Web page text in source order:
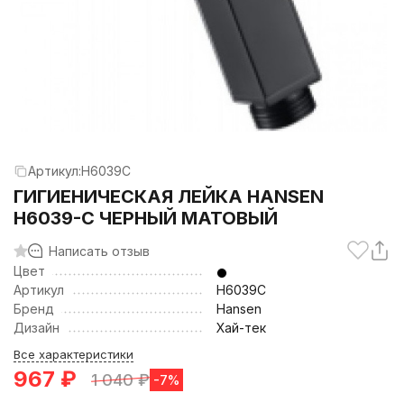
Артикул:H6039C
ГИГИЕНИЧЕСКАЯ ЛЕЙКА HANSEN
H6039-C ЧЕРНЫЙ МАТОВЫЙ
Написать отзыв
Цвет
Артикул
H6039C
Бренд
Hansen
Дизайн
Хай-тек
Все характеристики
967 ₽ 1 040₽ -7%